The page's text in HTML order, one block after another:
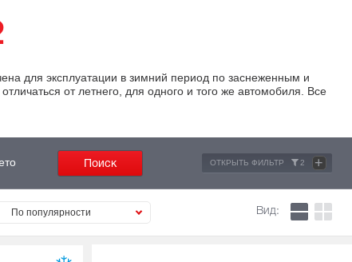
для эксплуатации в зимний период по заснеженным и
от летнего, для одного и того же автомобиля. Все
ОТКРЫТЬ ФИЛЬТР 2 +
По популярности Вид: